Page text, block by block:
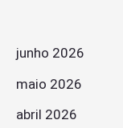
junho 2026
maio 2026
abril 2026